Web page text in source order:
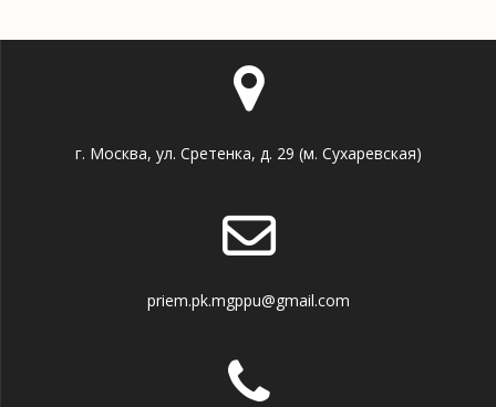
г. Москва, ул. Сретенка, д. 29 (м. Сухаревская)
priem.pk.mgppu@gmail.com